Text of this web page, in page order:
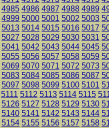
4985 4986 4987 4988 4989
4999 5000 5001 5002 5003
5013 5014 5015 5016 5017
5027 5028 5029 5030 5031
5041 5042 5043 5044 5045
5055 5056 5057 5058 5059
5069 5070 5071 5072 5073
5083 5084 5085 5086 5087
5097 5098 5099 5100 5101
5111 5112 5113 5114 5115
5126 5127 5128 5129 5130
5140 5141 5142 5143 5144
5154 5155 5156 5157 5158